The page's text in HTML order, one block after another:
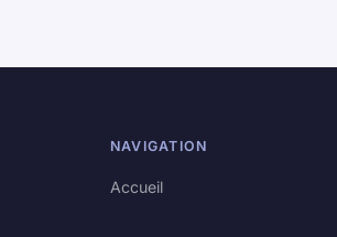
NAVIGATION
Accueil